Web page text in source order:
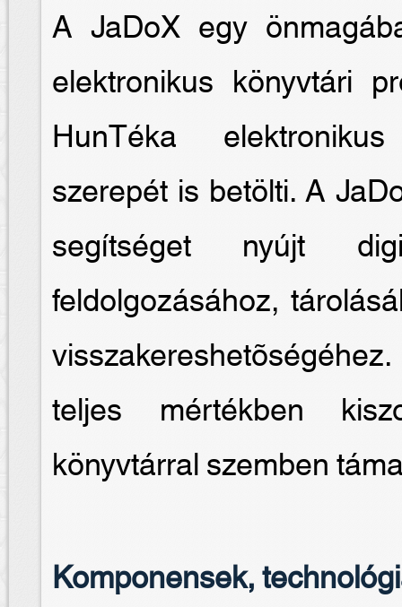
A JaDoX egy
elektronikus könyvtári
HunTéka
szerepét is betölti. A
segítséget nyújt
feldolgozásához,
teljes mértékben
könyvtárral szemben
Komponensek,